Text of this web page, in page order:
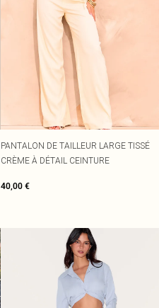
PANTALON DE TAILLEUR LARGE TISSÉ
CRÈME À DÉTAIL CEINTURE
40,00 €